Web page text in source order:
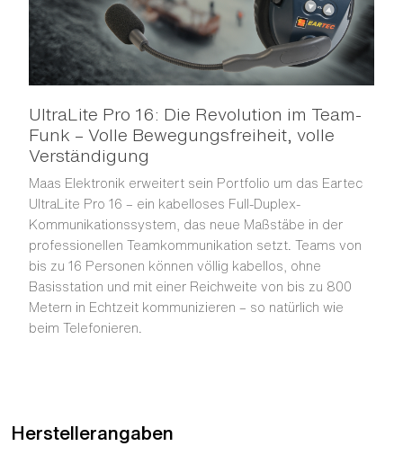
UltraLite Pro 16: Die Revolution im Team-
Funk – Volle Bewegungsfreiheit, volle
Verständigung
Maas Elektronik erweitert sein Portfolio um das Eartec
UltraLite Pro 16 – ein kabelloses Full-Duplex-
Kommunikationssystem, das neue Maßstäbe in der
professionellen Teamkommunikation setzt. Teams von
bis zu 16 Personen können völlig kabellos, ohne
Basisstation und mit einer Reichweite von bis zu 800
Metern in Echtzeit kommunizieren – so natürlich wie
beim Telefonieren.
Herstellerangaben